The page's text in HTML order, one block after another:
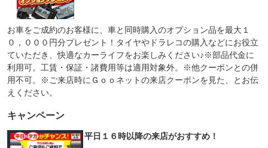
お車をご成約のお客様に、車と同時購入のオプション品を最大１
０，０００円分プレゼント！タイヤやドラレコの購入などにお役立
ていただき、快適なカーライフをお楽しみください♪※部品代金に
利用可。工賃・保証・諸費用等は適用対象外。※他クーポンとの併
用不可。※ご来店時にＧｏｏネットの来店クーポンを見た、とお伝
えください。
キャンペーン
平日１６時以降の来店がおすすめ！